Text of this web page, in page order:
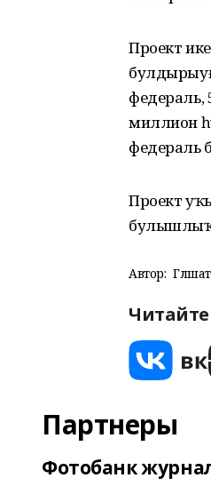
Проект
федераль,
миллион
федераль
Проект
булышлыҡ
Автор:
Партнеры
Фотобанк